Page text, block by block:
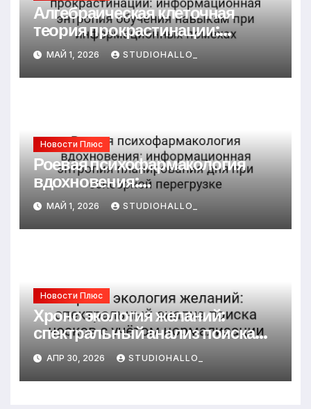
Алгебраическая клеточная
теория прокрастинации:
информационная энтропия
обучения навыкам при
информационных помехах
МАЙ 1, 2026 STUDIOHALLO_
Новости Плюс
Роевая психофармакология
вдохновения:
информационная энтропия
планирования дня при
сенсорной перегрузке
МАЙ 1, 2026 STUDIOHALLO_
Новости Плюс
Хроно экология желаний:
спектральный анализ поиска
носков с учётом нормализации
АПР 30, 2026 STUDIOHALLO_